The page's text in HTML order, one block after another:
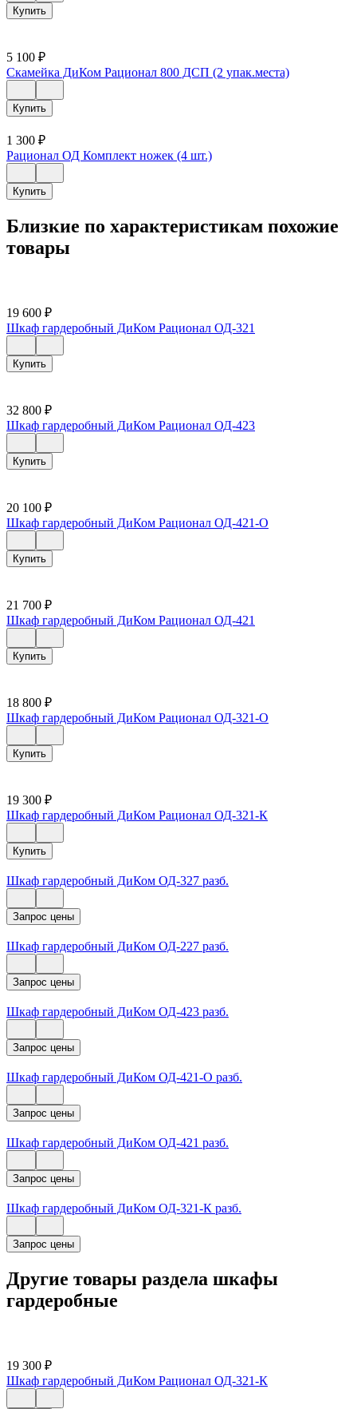
Купить
5 100 ₽
Скамейка ДиКом Рационал 800 ДСП (2 упак.места)
Купить
1 300 ₽
Рационал ОД Комплект ножек (4 шт.)
Купить
Близкие по характеристикам похожие
товары
19 600 ₽
Шкаф гардеробный ДиКом Рационал ОД-321
Купить
32 800 ₽
Шкаф гардеробный ДиКом Рационал ОД-423
Купить
20 100 ₽
Шкаф гардеробный ДиКом Рационал ОД-421-О
Купить
21 700 ₽
Шкаф гардеробный ДиКом Рационал ОД-421
Купить
18 800 ₽
Шкаф гардеробный ДиКом Рационал ОД-321-О
Купить
19 300 ₽
Шкаф гардеробный ДиКом Рационал ОД-321-К
Купить
Шкаф гардеробный ДиКом ОД-327 разб.
Запрос цены
Шкаф гардеробный ДиКом ОД-227 разб.
Запрос цены
Шкаф гардеробный ДиКом ОД-423 разб.
Запрос цены
Шкаф гардеробный ДиКом ОД-421-О разб.
Запрос цены
Шкаф гардеробный ДиКом ОД-421 разб.
Запрос цены
Шкаф гардеробный ДиКом ОД-321-К разб.
Запрос цены
Другие товары раздела шкафы
гардеробные
19 300 ₽
Шкаф гардеробный ДиКом Рационал ОД-321-К